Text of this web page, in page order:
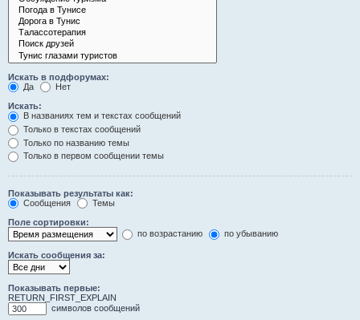
Искать в подфорумах:
Да
Нет
Искать:
В названиях тем и текстах сообщений
Только в текстах сообщений
Только по названию темы
Только в первом сообщении темы
Показывать результаты как:
Сообщения
Темы
Поле сортировки:
по возрастанию
по убыванию
Искать сообщения за:
Показывать первые:
RETURN_FIRST_EXPLAIN
символов сообщений